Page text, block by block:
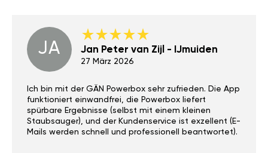
JA Jan Peter van Zijl - IJmuiden
27 März 2026
Ich bin mit der GÄN Powerbox sehr zufrieden. Die App
funktioniert einwandfrei, die Powerbox liefert
spürbare Ergebnisse (selbst mit einem kleinen
Staubsauger), und der Kundenservice ist exzellent (E-
Mails werden schnell und professionell beantwortet).